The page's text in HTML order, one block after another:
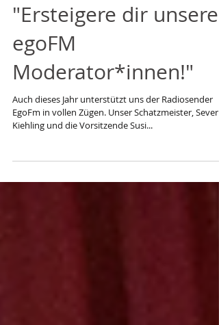
Promoting Africa.
"Ersteigere dir unsere
egoFM
Moderator*innen!"
Auch dieses Jahr unterstützt uns der Radiosender